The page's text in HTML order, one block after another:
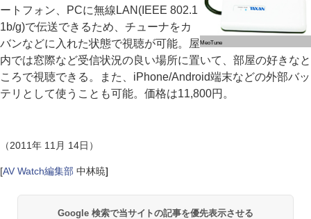
MeoTune
ートフォン、PCに無線LAN(IEEE 802.1
1b/g)で伝送できるため、チューナをカ
バンなどに入れた状態で視聴が可能。屋
内では窓際など受信状況の良い場所に置いて、部屋の好きなと
ころで視聴できる。また、iPhone/Android端末などの外部バッ
テリとして使うことも可能。価格は11,800円。
（2011年 11月 14日）
[AV Watch編集部 中林暁]
Google 検索で当サイトの記事を優先表示させる